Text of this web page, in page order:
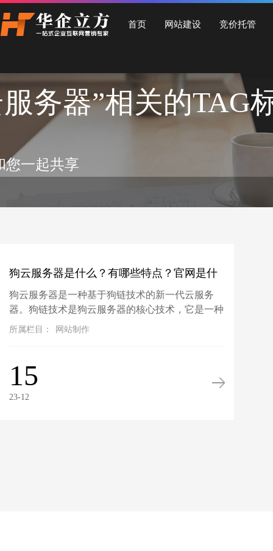
首页 网站建设 竞价托管
务器”相关的TAG
您一起共享
狗云服务器是什么？有哪些特点？官网是什
么？
狗云服务器是一种基于狗链技术的新一代云服务
器。狗链技术是狗云服务器的核心技术，它是一种
去中心化、开放互联的区块链技术，将传统的云计
所属栏目： 网站制作
15
23-12